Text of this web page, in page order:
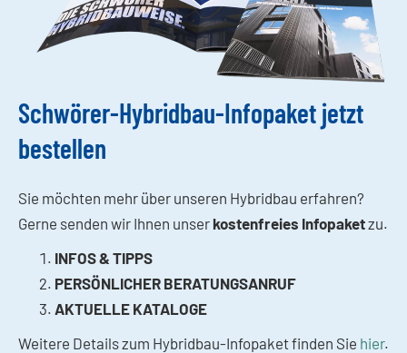
Schwörer-Hybridbau-Infopaket jetzt
bestellen
Sie möchten mehr über unseren Hybridbau erfahren?
Gerne senden wir Ihnen unser kostenfreies Infopaketzu.
INFOS & TIPPS
PERSÖNLICHER BERATUNGSANRUF
AKTUELLE KATALOGE
Weitere Details zum Hybridbau-Infopaket finden Sie hier.